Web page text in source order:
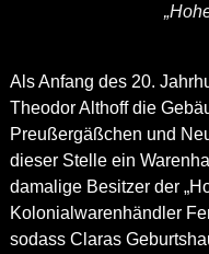
Als Anfang des 20.
Theodor Althoff die
Preußergäßchen und
dieser Stelle ein
damalige Besitzer der
Kolonialwarenhändler
sodass Claras